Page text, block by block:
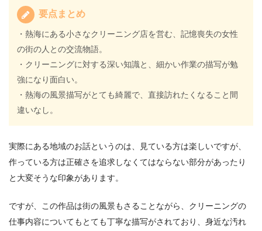
要点まとめ
・熱海にある小さなクリーニング店を営む、記憶喪失の女性
の街の人との交流物語。
・クリーニングに対する深い知識と、細かい作業の描写が勉
強になり面白い。
・熱海の風景描写がとても綺麗で、直接訪れたくなること間
違いなし。
実際にある地域のお話というのは、見ている方は楽しいですが、
作っている方は正確さを追求しなくてはならない部分があったり
と大変そうな印象があります。
ですが、この作品は街の風景もさることながら、クリーニングの
仕事内容についてもとても丁寧な描写がされており、身近な汚れ